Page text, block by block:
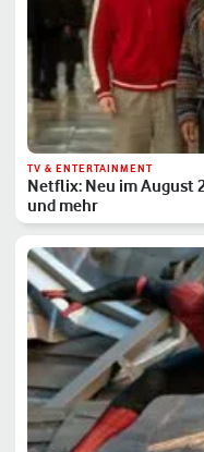
TV & ENTERTAINMENT
Netflix: Neu im August
und mehr